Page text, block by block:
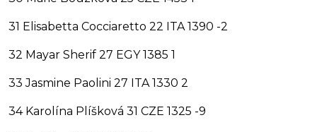
31 Elisabetta Cocciaretto 22 ITA 1390 -2
32 Mayar Sherif 27 EGY 1385 1
33 Jasmine Paolini 27 ITA 1330 2
34 Karolína Plíšková 31 CZE 1325 -9